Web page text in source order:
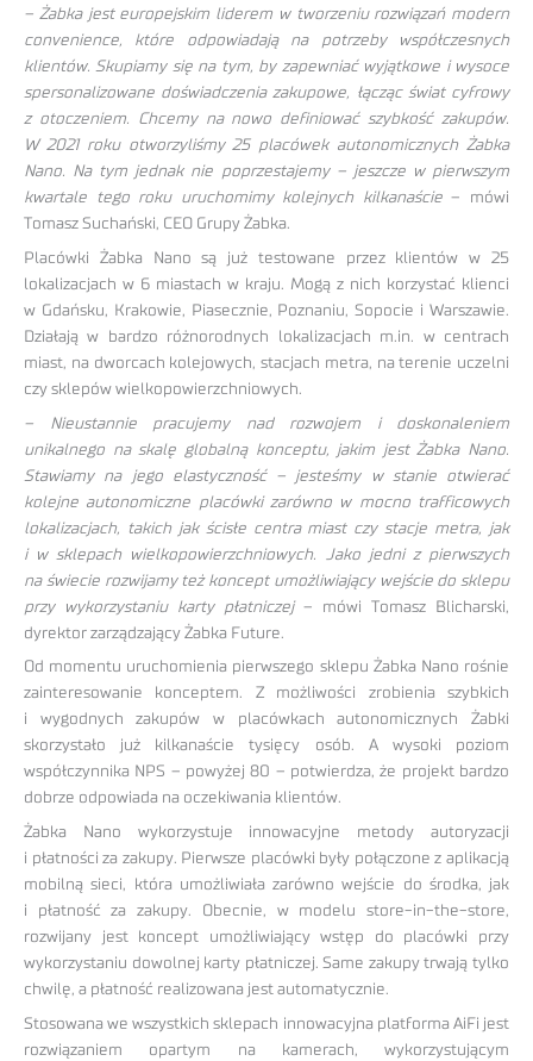
– Żabka jest europejskim liderem w tworzeniu rozwiązań modern
convenience, które odpowiadają na potrzeby współczesnych
klientów. Skupiamy się na tym, by zapewniać wyjątkowe i wysoce
spersonalizowane doświadczenia zakupowe, łącząc świat cyfrowy
z otoczeniem. Chcemy na nowo definiować szybkość zakupów.
W 2021 roku otworzyliśmy 25 placówek autonomicznych Żabka
Nano. Na tym jednak nie poprzestajemy – jeszcze w pierwszym
kwartale tego roku uruchomimy kolejnych kilkanaście– mówi
Tomasz Suchański, CEO Grupy Żabka.
Placówki Żabka Nano są już testowane przez klientów w 25
lokalizacjach w 6 miastach w kraju. Mogą z nich korzystać klienci
w Gdańsku, Krakowie, Piasecznie, Poznaniu, Sopocie i Warszawie.
Działają w bardzo różnorodnych lokalizacjach m.in. w centrach
miast, na dworcach kolejowych, stacjach metra, na terenie uczelni
czy sklepów wielkopowierzchniowych.
– Nieustannie pracujemy nad rozwojem i doskonaleniem
unikalnego na skalę globalną konceptu, jakim jest Żabka Nano.
Stawiamy na jego elastyczność – jesteśmy w stanie otwierać
kolejne autonomiczne placówki zarówno w mocno trafficowych
lokalizacjach, takich jak ścisłe centra miast czy stacje metra, jak
i w sklepach wielkopowierzchniowych. Jako jedni z pierwszych
na świecie rozwijamy też koncept umożliwiający wejście do sklepu
przy wykorzystaniu karty płatniczej– mówi Tomasz Blicharski,
dyrektor zarządzający Żabka Future.
Od momentu uruchomienia pierwszego sklepu Żabka Nano rośnie
zainteresowanie konceptem. Z możliwości zrobienia szybkich
i wygodnych zakupów w placówkach autonomicznych Żabki
skorzystało już kilkanaście tysięcy osób. A wysoki poziom
współczynnika NPS – powyżej 80 – potwierdza, że projekt bardzo
dobrze odpowiada na oczekiwania klientów.
Żabka Nano wykorzystuje innowacyjne metody autoryzacji
i płatności za zakupy. Pierwsze placówki były połączone z aplikacją
mobilną sieci, która umożliwiała zarówno wejście do środka, jak
i płatność za zakupy. Obecnie, w modelu store-in-the-store,
rozwijany jest koncept umożliwiający wstęp do placówki przy
wykorzystaniu dowolnej karty płatniczej. Same zakupy trwają tylko
chwilę, a płatność realizowana jest automatycznie.
Stosowana we wszystkich sklepach innowacyjna platforma AiFi jest
rozwiązaniem opartym na kamerach, wykorzystującym